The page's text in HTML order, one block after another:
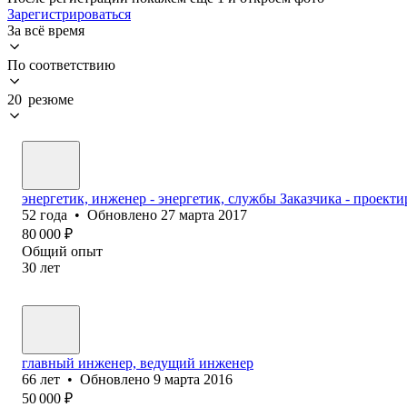
Зарегистрироваться
За всё время
По соответствию
20 резюме
энергетик, инженер - энергетик, службы Заказчика -
52 года • Обновлено 27 марта 2017
80 000 ₽
Общий опыт
30 лет
главный инженер, ведущий инженер
66 лет • Обновлено 9 марта 2016
50 000 ₽